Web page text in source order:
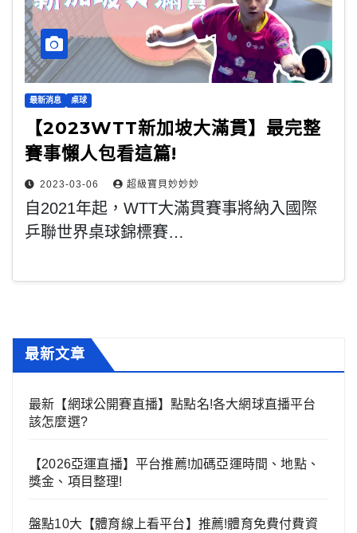
最新消息 桌球
【2023WTT新加坡大滿貫】最完整
賽事懶人包看這篇!
2023-03-06 超級寶貝妙妙妙
自2021年起，WTT大滿貫賽事將納入國際
乒聯世界桌球錦標賽…
最新文章
最新【網球公開賽直播】點點名!各大網球直播平台
該怎麼選?
【2026亞運直播】平台推薦!加碼亞運時間、地點、
獎金、項目整理!
盤點10大【體育線上看平台】推薦!體育免費付費資